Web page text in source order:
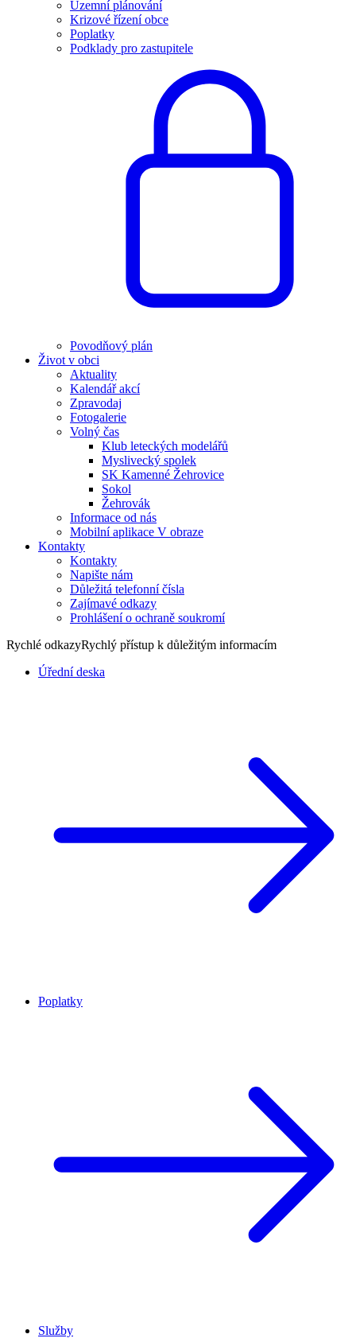
Územní plánování
Krizové řízení obce
Poplatky
Podklady pro zastupitele
Povodňový plán
Život v obci
Aktuality
Kalendář akcí
Zpravodaj
Fotogalerie
Volný čas
Klub leteckých modelářů
Myslivecký spolek
SK Kamenné Žehrovice
Sokol
Žehrovák
Informace od nás
Mobilní aplikace V obraze
Kontakty
Kontakty
Napište nám
Důležitá telefonní čísla
Zajímavé odkazy
Prohlášení o ochraně soukromí
Rychlé odkazyRychlý přístup k důležitým informacím
Úřední deska
Poplatky
Služby